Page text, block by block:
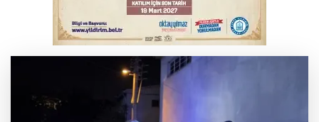
Osmangazi’de iş arayanlara destek